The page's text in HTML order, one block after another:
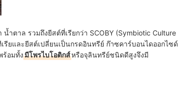
ำตาล รวมถึงยีสต์ที่เรียกว่า SCOBY (Symbiotic Culture
ยและยีสต์เปลี่ยนเป็นกรดอินทรีย์ ก๊าซคาร์บอนไดออกไซด์
ร้อมทั้งมีโพรไบโอติกส์หรือจุลินทรีย์ชนิดดีสูงจึงมี